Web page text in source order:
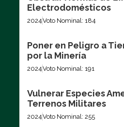
Electrodomésticos
2024Voto Nominal: 184
Poner en Peligro a
por la Minería
2024Voto Nominal: 191
Vulnerar Especies
Terrenos Militares
2024Voto Nominal: 255